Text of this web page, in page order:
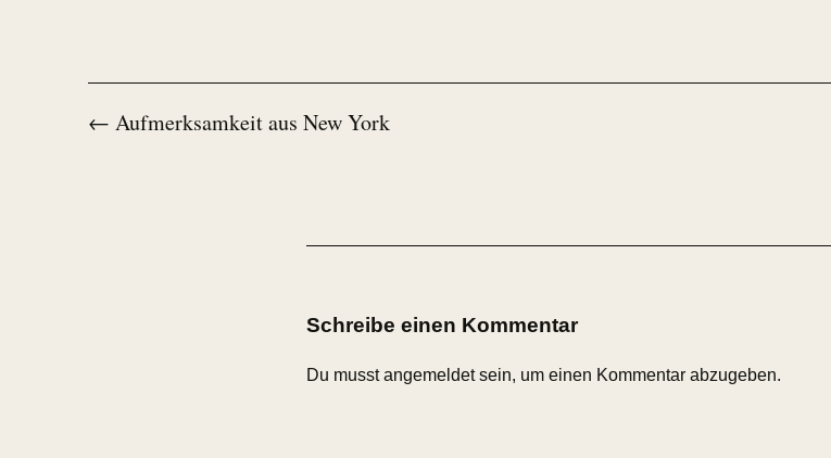
← Aufmerksamkeit aus New York
Schreibe einen Kommentar
Du musstangemeldetsein, um einen Kommentar abzugeben.